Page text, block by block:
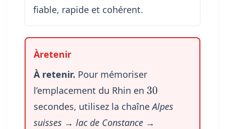
fiable, rapide et cohérent.
À retenir. Pour mémoriser
l’emplacement du Rhin en 30
30
secondes, utilisez la chaîneAlpes
suisses → lac de Constance →